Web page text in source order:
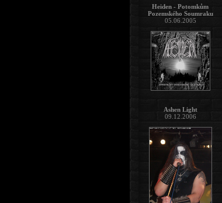
Heiden - Potomkům
Pozemského Soumraku
05.06.2005
Ashen Light
09.12.2006